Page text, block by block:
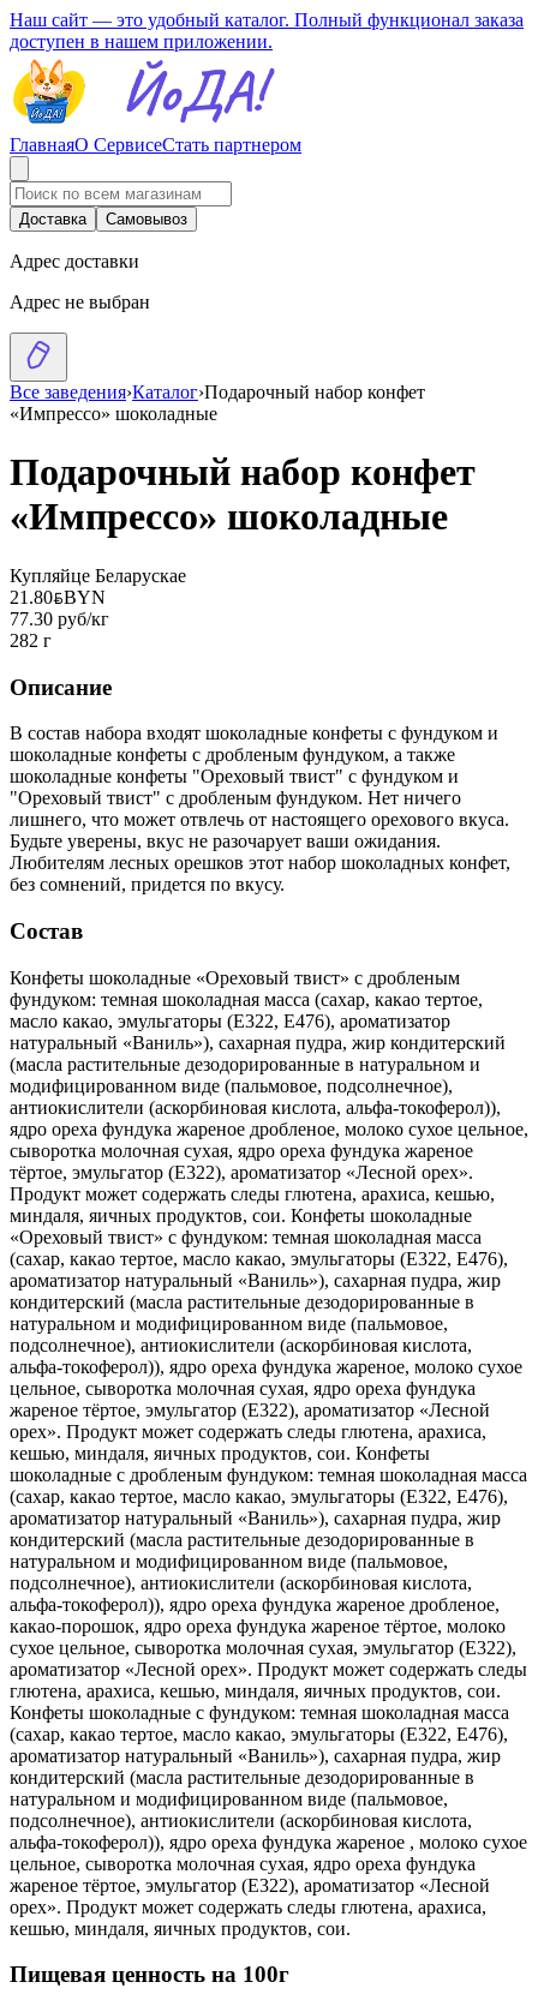
Наш сайт — это удобный каталог. Полный функционал заказа
доступен в нашем приложении.
ГлавнаяО СервисеСтать партнером
Доставка Самовывоз
Адрес доставки
Адрес не выбран
Все заведения›Каталог›Подарочный набор конфет
«Импрессо» шоколадные
Подарочный набор конфет
«Импрессо» шоколадные
Купляйце Беларускае
21.80BYNBYN
77.30 руб/кг
282 г
Описание
В состав набора входят шоколадные конфеты с фундуком и
шоколадные конфеты с дробленым фундуком, а также
шоколадные конфеты "Ореховый твист" с фундуком и
"Ореховый твист" с дробленым фундуком. Нет ничего
лишнего, что может отвлечь от настоящего орехового вкуса.
Будьте уверены, вкус не разочарует ваши ожидания.
Любителям лесных орешков этот набор шоколадных конфет,
без сомнений, придется по вкусу.
Состав
Конфеты шоколадные «Ореховый твист» с дробленым
фундуком: темная шоколадная масса (сахар, какао тертое,
масло какао, эмульгаторы (Е322, Е476), ароматизатор
натуральный «Ваниль»), сахарная пудра, жир кондитерский
(масла растительные дезодорированные в натуральном и
модифицированном виде (пальмовое, подсолнечное),
антиокислители (аскорбиновая кислота, альфа-токоферол)),
ядро ореха фундука жареное дробленое, молоко сухое цельное,
сыворотка молочная сухая, ядро ореха фундука жареное
тёртое, эмульгатор (Е322), ароматизатор «Лесной орех».
Продукт может содержать следы глютена, арахиса, кешью,
миндаля, яичных продуктов, сои. Конфеты шоколадные
«Ореховый твист» с фундуком: темная шоколадная масса
(сахар, какао тертое, масло какао, эмульгаторы (Е322, Е476),
ароматизатор натуральный «Ваниль»), сахарная пудра, жир
кондитерский (масла растительные дезодорированные в
натуральном и модифицированном виде (пальмовое,
подсолнечное), антиокислители (аскорбиновая кислота,
альфа-токоферол)), ядро ореха фундука жареное, молоко сухое
цельное, сыворотка молочная сухая, ядро ореха фундука
жареное тёртое, эмульгатор (Е322), ароматизатор «Лесной
орех». Продукт может содержать следы глютена, арахиса,
кешью, миндаля, яичных продуктов, сои. Конфеты
шоколадные с дробленым фундуком: темная шоколадная масса
(сахар, какао тертое, масло какао, эмульгаторы (Е322, Е476),
ароматизатор натуральный «Ваниль»), сахарная пудра, жир
кондитерский (масла растительные дезодорированные в
натуральном и модифицированном виде (пальмовое,
подсолнечное), антиокислители (аскорбиновая кислота,
альфа-токоферол)), ядро ореха фундука жареное дробленое,
какао-порошок, ядро ореха фундука жареное тёртое, молоко
сухое цельное, сыворотка молочная сухая, эмульгатор (Е322),
ароматизатор «Лесной орех». Продукт может содержать следы
глютена, арахиса, кешью, миндаля, яичных продуктов, сои.
Конфеты шоколадные с фундуком: темная шоколадная масса
(сахар, какао тертое, масло какао, эмульгаторы (Е322, Е476),
ароматизатор натуральный «Ваниль»), сахарная пудра, жир
кондитерский (масла растительные дезодорированные в
натуральном и модифицированном виде (пальмовое,
подсолнечное), антиокислители (аскорбиновая кислота,
альфа-токоферол)), ядро ореха фундука жареное , молоко сухое
цельное, сыворотка молочная сухая, ядро ореха фундука
жареное тёртое, эмульгатор (Е322), ароматизатор «Лесной
орех». Продукт может содержать следы глютена, арахиса,
кешью, миндаля, яичных продуктов, сои.
Пищевая ценность на 100г